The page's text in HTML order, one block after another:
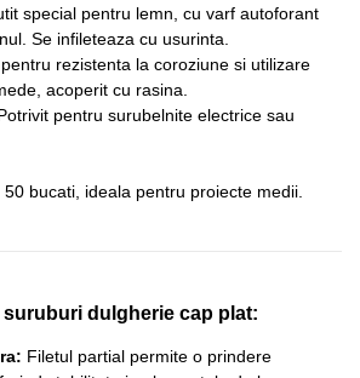
special pentru lemn, cu varf autoforant
Se infileteaza cu usurinta.
rezistenta la coroziune si utilizare
acoperit cu rasina.
pentru surubelnite electrice sau
50 bucati, ideala pentru proiecte medii.
suruburi dulgherie cap plat:
Filetul partial permite o prindere